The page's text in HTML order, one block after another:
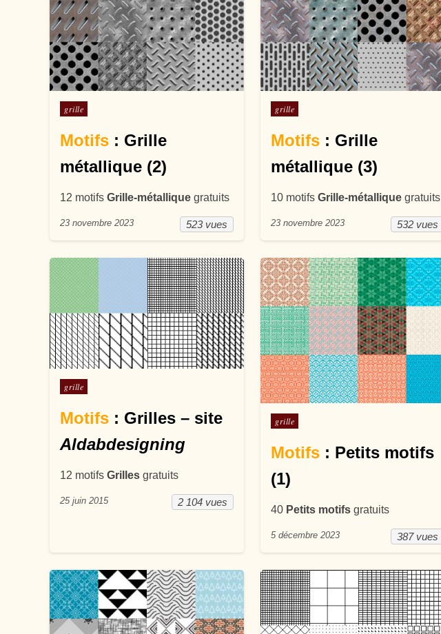
Posté dans
grille
Motifs : Grille
métallique (2)
12 motifsGrille-métallique gratuits
523 vues
23 novembre 2023
Posté dans
grille
Motifs : Grille
métallique (3)
10 motifsGrille-métallique gratuits
532 vues
23 novembre 2023
Posté dans
grille
Motifs : Grilles – site
Aldabdesigning
12 motifsGrilles gratuits
2 104 vues
25 juin 2015
Posté dans
grille
Motifs : Petits motifs
(1)
40 Petits motifs gratuits
387 vues
5 décembre 2023